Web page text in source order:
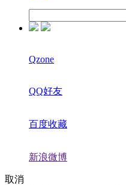
Qzone
QQ好友
百度收藏
新浪微博
取消